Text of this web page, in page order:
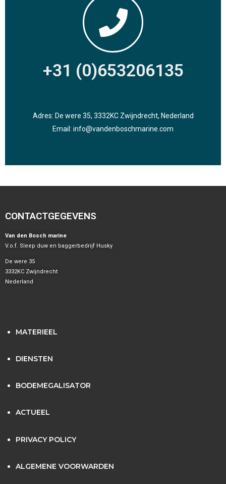
+31 (0)653206135
Adres: De were 35, 3332KC Zwijndrecht, Nederland
Email: info@vandenboschmarine.com
CONTACTGEGEVENS
Van den Bosch marine
V.o.f. Sleep duw en baggerbedrijf Husky
De were 35
3332KC Zwijndrecht
Nederland
MATERIEEL
DIENSTEN
BODEMEGALISATOR
ACTUEEL
PRIVACY POLICY
ALGEMENE VOORWARDEN